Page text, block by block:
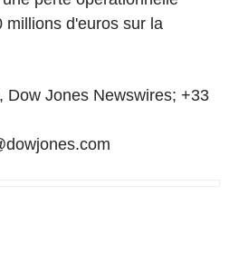
millions d'euros sur la
Dow Jones Newswires; +33